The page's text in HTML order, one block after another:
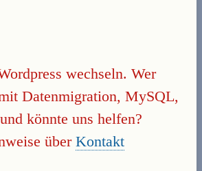
wechseln. Wer
Datenmigration, MySQL,
könnte uns helfen?
überKontakt